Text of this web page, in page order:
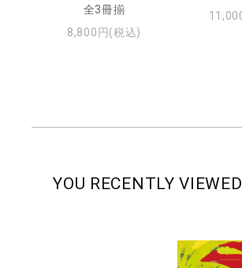
全3冊揃
8,800円(税込)
YOU RECENTLY